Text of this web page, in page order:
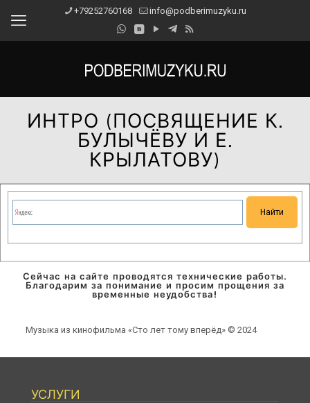
+79252760168 info@podberimuzyku.ru
ИНТРО (ПОСВЯЩЕНИЕ К.
БУЛЫЧЁВУ И Е.
КРЫЛАТОВУ)
Сейчас на сайте проводятся технические работы.
Благодарим за понимание и просим прощения за
временные неудобства!
Музыка из кинофильма «Сто лет тому вперёд» © 2024
УСЛУГИ